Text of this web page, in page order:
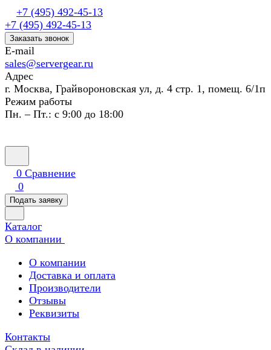
+7 (495) 492-45-13
+7 (495) 492-45-13
Заказать звонок
E-mail
sales@servergear.ru
Адрес
г. Москва, Грайвороновская ул, д. 4 стр. 1, помещ. 6/1п
Режим работы
Пн. – Пт.: с 9:00 до 18:00
0 Сравнение
0
Подать заявку
Каталог
О компании
О компании
Доставка и оплата
Производители
Отзывы
Реквизиты
Контакты